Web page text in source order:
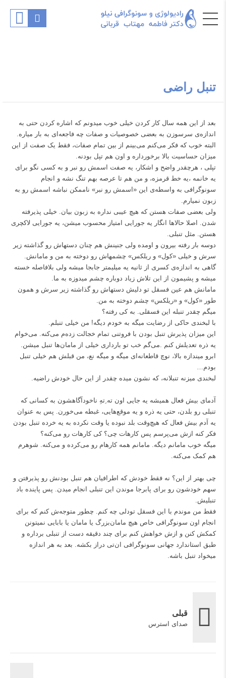
تنبل راضی
بعد از این همه سال کار کردن خیلی خوب میدونم که اشاره کردن حتی به
اندازه‌ی سرسوزن به بعضی خصوصیات و صفات چه فاجعه‌ای به بار میاره.
البته خوب که فکر می‌کنم می‌بینم از بین تمام صفات، فقط یک صفت از این
میزان حساسیت بالا برخورداره و اون هم تپل بودنه.
تپلی ، هرچقدر واضح و اشکار، یه صفت اسمش رو نبر و به کسی نگو برای
یه خانمه ،یه خط قرمزه، و من هم تا عرصه بهم تنگ نشه و انجام
سونوگرافی به واسطه‌ی این «اسمش رو نبر» ناممکن نباشه اسمش رو به
زبون نمیارم.
ولی بعضی صفات هستن که هیچ عیبی نداره به زبون بیان. خیلی پذیرفته
شدن. اصلا حالاها انگار یه جورایی امتیاز محسوب میشن، یه جورایی لاکچری
هستن. مثل تنبلی.
دوسه بار رفته بیرون و اومده ولی جنینش هم چنان دستهاش رو گذاشته زیر
سرش و خیلی «کول» و ریلکس» چشمهاش رو دوخته به من و مامانش.
گاهی به اندازه‌ی کسری از ثانیه یه میلیمتر جابجا میشه ولی بلافاصله خسته
میشه و پشیمون از این تلاش زیاد دوباره چشم میدوزه به ما.
مامانش هم عین فسقل تو دلیش دستهاش رو گذاشته زیر سرش و همون
طور «کول» و «ریلکس» چشم دوخته به من.
میگم چقدر تنبله این فسقلی. به کی رفته؟
با لبخندی حاکی از رضایت میگه به خودم دیگه! من خیلی تنبلم.
این میزان پذیرش تنبل بودن با فروتنی تمام خجالت زده‌م می‌کنه. می‌خوام
یه ذره تعدیلش کنم .می‌گم خب تو بارداری خیلی از مامان‌ها تنبل میشن.
ابرو میندازه بالا، نوچ قاطعانه‌ای میگه و میگه نع، من قبلش هم خیلی تنبل
بودم…
لبخندی میزنه تنبلانه، که نشون میده چقدر از این حال خودش راضیه.
آدمای بیش فعال همیشه یه جایی اون ته ِ‌تهِ ناخودآگاهشون به کسانی که
تنبلی رو بلدن، حتی یه ذره و یه موقع‌هایی، غبطه می‌خورن. پس به عنوان
یه آدم بیش فعال که هیچ‌وقت بلد نبوده یا وقت نکرده به یه خرده تنبل بودن
فکر کنه ازش می‌پرسم پس کارهات چی؟ کی کارهات رو می‌کنه؟
میگه خوب مامانم دیگه. مامانم همه کارهام رو می‌کرده و می‌کنه. شوهرم
هم کمک می‌کنه.
چی بهتر از این؟ نه فقط خودش که اطرافیان هم تنبل بودنش رو پذیرفتن و
سهم خودشون رو برای پابرجا موندن این تنبلی انجام میدن. پس پاینده باد
تنبلیش.
فقط من موندم با این فسقل تودلی چه کنم. چطور متوجه‌ش کنم که برای
انجام اون سونوگرافی خاص هیچ مامان‌بزرگ یا مامان یا بابایی نمیتونن
کمکش کنن و ازش خواهش کنم برای چند دقیقه دست از تنبلی برداره و
طبق استاندارد جهانی سونوگرافی ان‌تی دراز بکشه. بعد به هر اندازه
میخواد تنبل باشه.
قبلی
صدای استرس